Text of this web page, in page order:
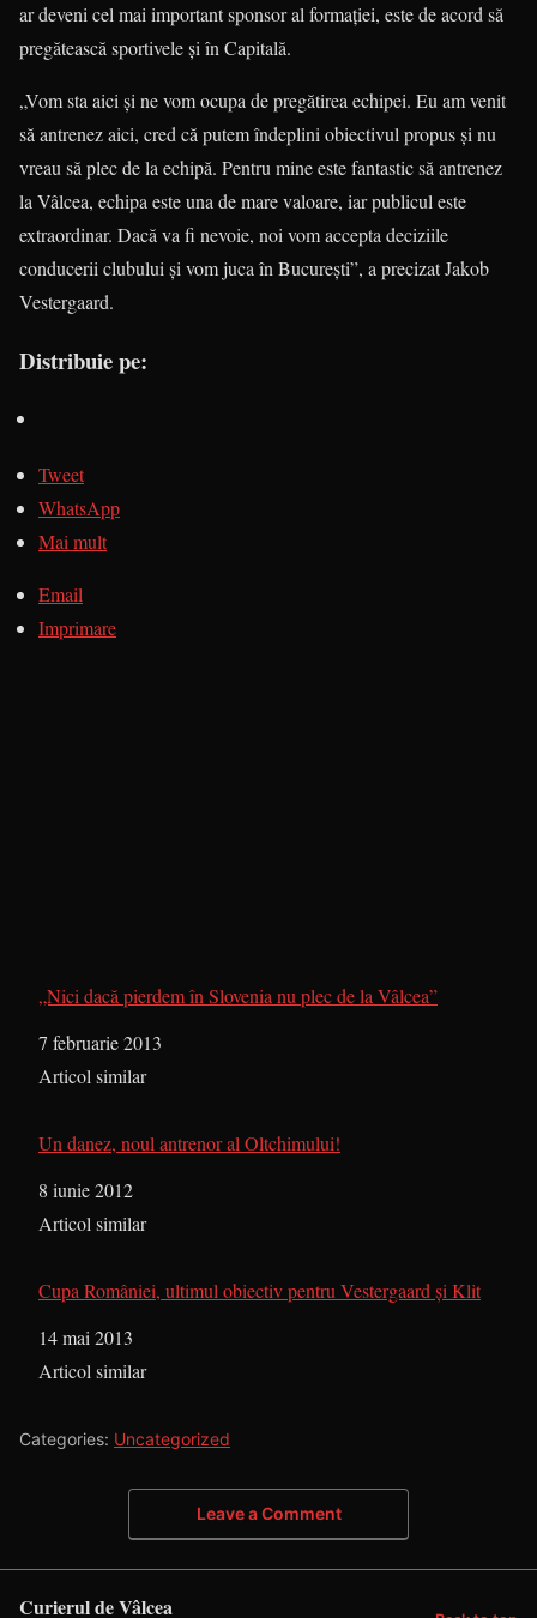
ar deveni cel mai important sponsor al forma­ţiei, este de acord să
pregătească sportivele şi în Capitală.
„Vom sta aici şi ne vom ocupa de pregătirea echipei. Eu am venit
să antrenez aici, cred că putem îndeplini obiectivul propus şi nu
vreau să plec de la echipă. Pentru mine este fantastic să antrenez
la Vâlcea, echipa este una de mare valoare, iar publicul este
extraor­dinar. Dacă va fi nevoie, noi vom accepta deciziile
conducerii clubu­lui şi vom juca în Bucureşti”, a precizat Jakob
Vestergaard.
Distribuie pe:
Tweet
WhatsApp
Mai mult
Email
Imprimare
„Nici dacă pierdem în Slovenia nu plec de la Vâlcea”
Dată
7 februarie 2013
În legătură cu
Articol similar
Un danez, noul antrenor al Oltchimului!
Dată
8 iunie 2012
În legătură cu
Articol similar
Cupa României, ultimul obiectiv pentru Vestergaard şi Klit
Dată
14 mai 2013
În legătură cu
Articol similar
Categories: Uncategorized
Leave a Comment
Curierul de Vâlcea